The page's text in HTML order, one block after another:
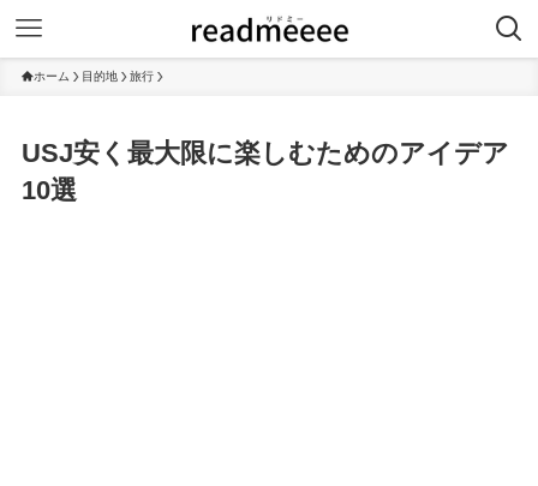
ホーム 目的地 旅行
USJ安く最大限に楽しむためのアイデア
10選